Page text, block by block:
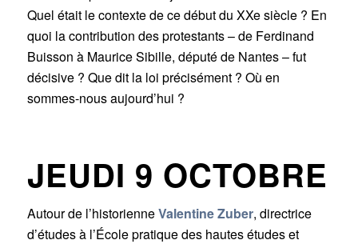
Quel était le contexte de ce début du XXe siècle ? En
quoi la contribution des protestants – de Ferdinand
Buisson à Maurice Sibille, député de Nantes – fut
décisive ? Que dit la loi précisément ? Où en
sommes-nous aujourd’hui ?
JEUDI 9 OCTOBRE
Autour de l’historienneValentine Zuber, directrice
d’études à l’École pratique des hautes études et